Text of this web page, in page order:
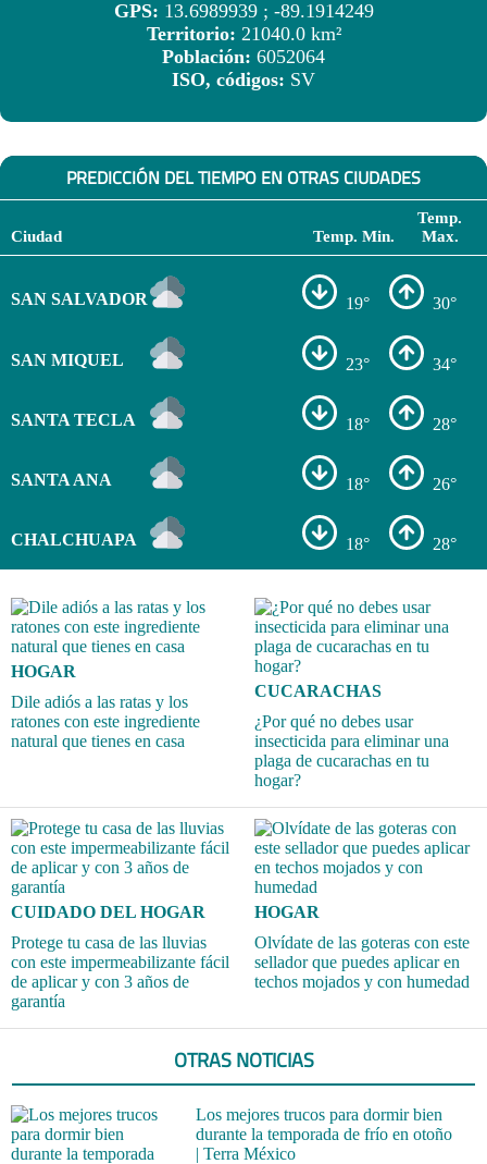
GPS: 13.6989939 ; -89.1914249
Territorio: 21040.0 km²
Población: 6052064
ISO, códigos: SV
PREDICCIÓN DEL TIEMPO EN OTRAS CIUDADES
Ciudad Temp. Min.
Temp.
Max.
SAN SALVADOR 19° 30°
SAN MIQUEL 23° 34°
SANTA TECLA 18° 28°
SANTA ANA 18° 26°
CHALCHUAPA 18° 28°
HOGAR
Dile adiós a las ratas y los
ratones con este ingrediente
natural que tienes en casa
CUCARACHAS
¿Por qué no debes usar
insecticida para eliminar una
plaga de cucarachas en tu
hogar?
CUIDADO DEL HOGAR
Protege tu casa de las lluvias
con este impermeabilizante fácil
de aplicar y con 3 años de
garantía
HOGAR
Olvídate de las goteras con este
sellador que puedes aplicar en
techos mojados y con humedad
OTRAS NOTICIAS
Los mejores trucos para dormir bien
durante la temporada de frío en otoño
| Terra México